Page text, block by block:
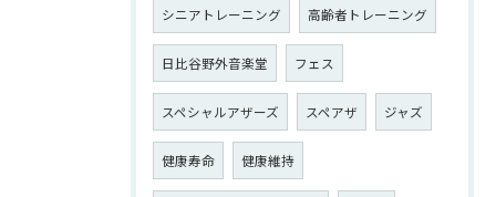
シニアトレーニング 高齢者トレーニング
日比谷野外音楽堂 フェス
スペシャルアザーズ スペアザ ジャズ
健康寿命 健康維持